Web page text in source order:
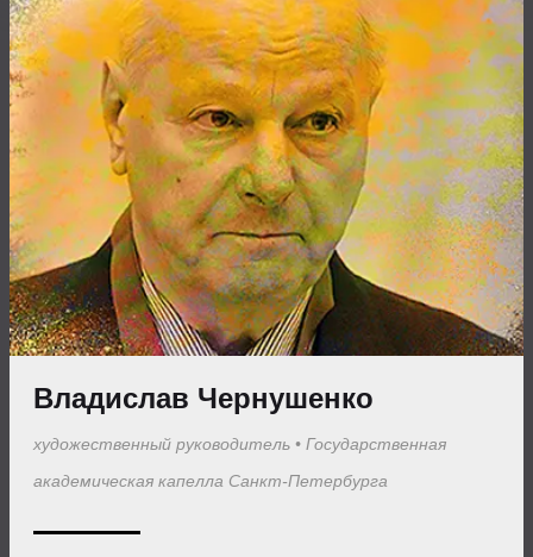
Владислав Чернушенко
художественный руководитель • Государственная
академическая капелла Санкт-Петербурга